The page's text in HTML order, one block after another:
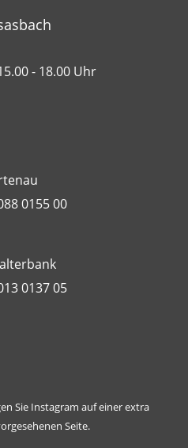
- 18.00 Uhr
0155 00
0137 05
Sie Instagram auf einer extra
Seite.